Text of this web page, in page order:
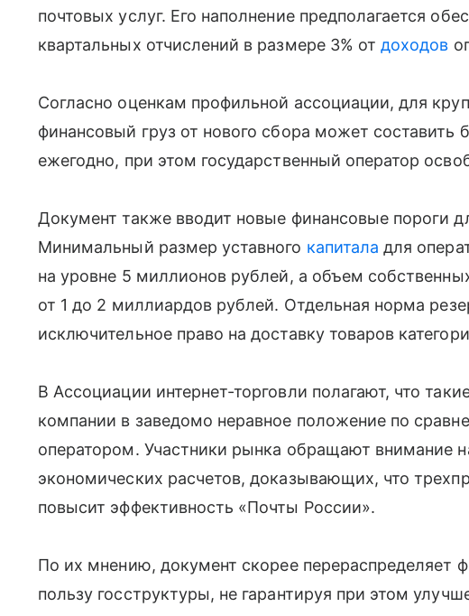
почтовых услуг. Его наполнение предполагается
квартальных отчислений в размере 3% отдоходов
Согласно оценкам профильной ассоциации, для
финансовый груз от нового сбора может составить
ежегодно, при этом государственный оператор
Документ также вводит новые финансовые пороги
Минимальный размер уставного капитала для
на уровне 5 миллионов рублей, а объем
от 1 до 2 миллиардов рублей. Отдельная норма
исключительное право на доставку товаров
В Ассоциации интернет-торговли полагают, что
компании в заведомо неравное положение по
оператором. Участники рынка обращают внимание
экономических расчетов, доказывающих, что
повысит эффективность «Почты России».
По их мнению, документ скорее перераспределяет
пользу госструктуры, не гарантируя при этом